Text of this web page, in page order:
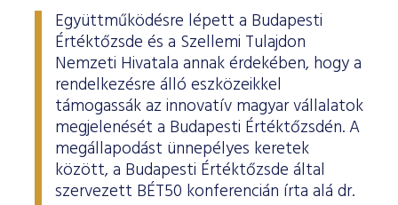
Együttműködésre lépett a Budapesti
Értéktőzsde és a Szellemi Tulajdon
Nemzeti Hivatala annak érdekében, hogy a
rendelkezésre álló eszközeikkel
támogassák az innovatív magyar vállalatok
megjelenését a Budapesti Értéktőzsdén. A
megállapodást ünnepélyes keretek
között, a Budapesti Értéktőzsde által
szervezett BÉT50 konferencián írta alá dr.